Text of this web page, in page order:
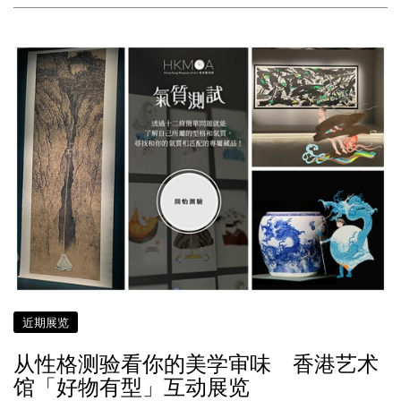
近期展览
从性格测验看你的美学审味 香港艺术
馆「好物有型」互动展览